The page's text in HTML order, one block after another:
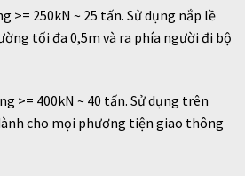
>= 250kN ~ 25 tấn. Sử dụng nắp lề
tối đa 0,5m và ra phía người đi bộ
>= 400kN ~ 40 tấn. Sử dụng trên
cho mọi phương tiện giao thông